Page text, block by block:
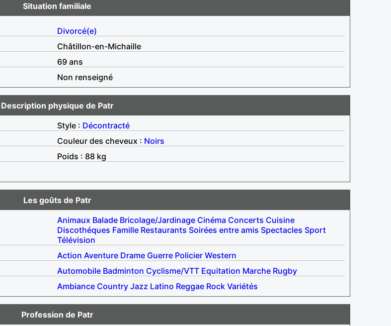
Situation familiale
Divorcé(e)
Châtillon-en-Michaille
69 ans
Non renseigné
Description physique de Patr
Style : Décontracté
Couleur des cheveux : Noirs
Poids : 88 kg
Les goûts de Patr
Animaux Balade Bricolage/Jardinage Cinéma Concerts Cuisine
Discothéques Famille Restaurants Soirées entre amis Spectacles Sport
Télévision
Action Aventure Drame Guerre Policier Western
Automobile Badminton Cyclisme/VTT Equitation Marche Rugby
Ambiance Country Jazz Latino Reggae Rock Variétés
Profession de Patr